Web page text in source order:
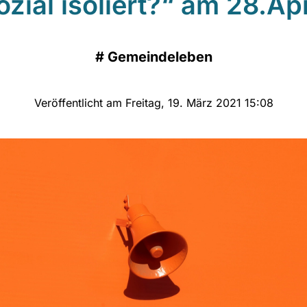
# Gemeindeleben
Veröffentlicht am Freitag, 19. März 2021 15:08